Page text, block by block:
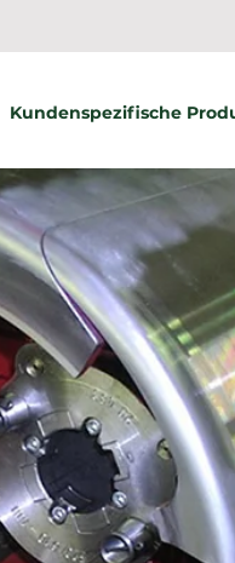
Kundenspezifische